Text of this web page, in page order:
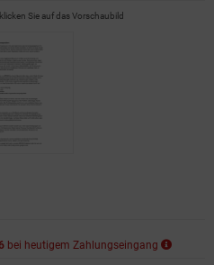
Sie auf das Vorschaubild
bei heutigem Zahlungseingang